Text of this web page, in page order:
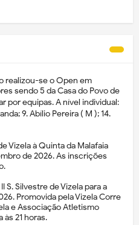
realizou-se o Open em
sendo 5 da Casa do Povo de
por equipas. A nível individual:
9. Abílio Pereira ( M ); 14.
Vizela à Quinta da Malafaia
de 2026. As inscrições
S. Silvestre de Vizela para a
Promovida pela Vizela Corre
e Associação Atletismo
às 21 horas.